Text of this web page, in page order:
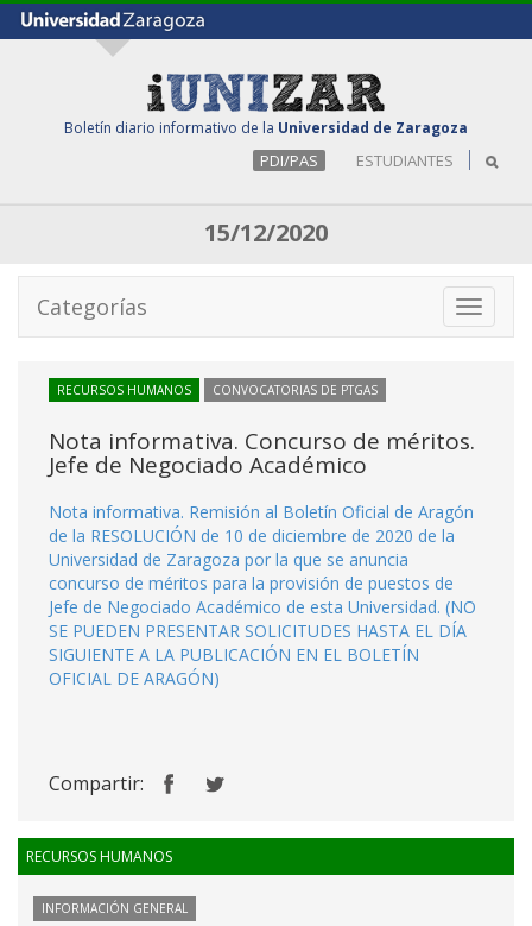
Boletín diario informativo de la Universidad de Zaragoza
PDI/PAS ESTUDIANTES
15/12/2020
Toggle
Categorías
RECURSOS HUMANOS CONVOCATORIAS DE PTGAS
Nota informativa. Concurso de méritos.
Jefe de Negociado Académico
Nota informativa. Remisión al Boletín Oficial de Aragón
de la RESOLUCIÓN de 10 de diciembre de 2020 de la
Universidad de Zaragoza por la que se anuncia
concurso de méritos para la provisión de puestos de
Jefe de Negociado Académico de esta Universidad. (NO
SE PUEDEN PRESENTAR SOLICITUDES HASTA EL DÍA
SIGUIENTE A LA PUBLICACIÓN EN EL BOLETÍN
OFICIAL DE ARAGÓN)
Compartir:
RECURSOS HUMANOS
INFORMACIÓN GENERAL